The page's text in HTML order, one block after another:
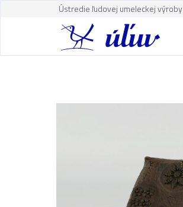
Ústredie ľudovej umeleckej výroby